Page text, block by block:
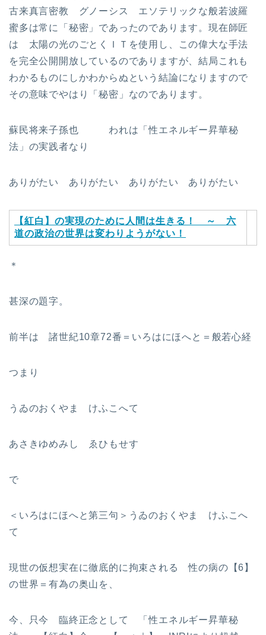
古来真言密教 グノーシス エソテリックな般若波羅
蜜多は常に「秘密」であったのであります。現在師匠
は 太陽の光のごとくＩＴを使用し、この偉大な手法
を完全公開開放しているのでありますが、結局これも
わかるものにしかわからぬという結論になりますので
その意味でやはり「秘密」なのであります。
蘇民将来子孫也 われは「性エネルギー昇華秘
法」の実践者なり
ありがたい ありがたい ありがたい ありがたい
【紅白】の実現のために人間は生きる！ ～ 六
道の政治の世界は変わりようがない ！
＊
甚深の題字。
前半は 諸世紀10章72番＝いろはにほへと＝般若心経
つまり
うゐのおくやま けふこへて
あさきゆめみし ゑひもせす
で
＜いろはにほへと第三句＞うゐのおくやま けふこへ
て
現世の仮想実在に徹底的に拘束される 性の病の【6】
の世界＝有為の奥山を、
今、只今 臨終正念として 「性エネルギー昇華秘